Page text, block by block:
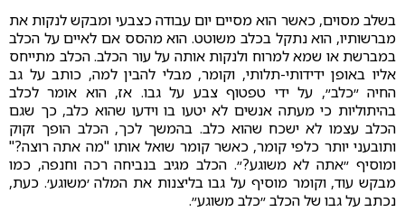
בשלב מסוים, כאשר הוא מסיים יום עבודה כצבעי ומבקש לנקות את
מברשותיו, הוא נתקל בכלב משוטט. הוא מהסס אם לאיים על הכלב
במברשת או שמא למרוח ולנקות אותה על עור הכלב. הכלב מתייחס
אליו באופן ידידותי-תלותי, וקומר, מבלי להבין למה, כותב על גב
החיה ״כלב״, על ידי טפטוף צבע על גבו. אז, הוא אומר לכלב
בהיתוליות כי מעתה אנשים לא יטעו בו וידעו שהוא כלב, כך שגם
הכלב עצמו לא ישכח שהוא כלב. בהמשך לכך, הכלב הופך זקוק
ותובעני יותר כלפי קומר, כאשר קומר שואל אותו "מה אתה רוצה?"
ומוסיף ״אתה לא משוגע?״. הכלב מגיב בנביחה רכה וחנפה, כמו
מבקש עוד, וקומר מוסיף על גבו בליצנות את המלה ׳משוגע׳. כעת,
נכתב על גבו של הכלב ״כלב משוגע״.